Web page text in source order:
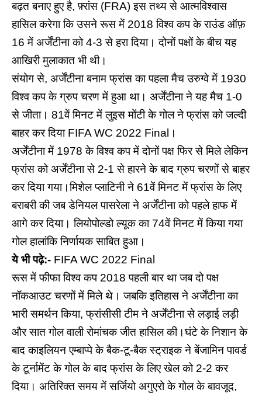
बढ़त बनाए हुए है, फ़्रांस (FRA) इस तथ्य से आत्मविश्वास
हासिल करेगा कि उसने रूस में 2018 विश्व कप के राउंड ऑफ़
16 में अर्जेंटीना को 4-3 से हरा दिया। दोनों पक्षों के बीच यह
आखिरी मुलाकात भी थी।
संयोग से, अर्जेंटीना बनाम फ्रांस का पहला मैच उरुग्वे में 1930
विश्व कप के ग्रुप चरण में हुआ था। अर्जेंटीना ने यह मैच 1-0
से जीता। 81वें मिनट में लुइस मोंटी के गोल ने फ्रांस को जल्दी
बाहर कर दिया FIFA WC 2022 Final।
अर्जेंटीना में 1978 के विश्व कप में दोनों पक्ष फिर से मिले लेकिन
फ्रांस को अर्जेंटीना से 2-1 से हारने के बाद ग्रुप चरणों से बाहर
कर दिया गया।मिशेल प्लाटिनी ने 61वें मिनट में फ्रांस के लिए
बराबरी की जब डेनियल पासरेला ने अर्जेंटीना को पहले हाफ में
आगे कर दिया। लियोपोल्डो ल्यूक का 74वें मिनट में किया गया
गोल हालांकि निर्णायक साबित हुआ।
ये भी पढ़े:- FIFA WC 2022 Final
रूस में फीफा विश्व कप 2018 पहली बार था जब दो पक्ष
नॉकआउट चरणों में मिले थे। जबकि इतिहास ने अर्जेंटीना का
भारी समर्थन किया, फ्रांसीसी टीम ने अर्जेंटीना से लड़ाई लड़ी
और सात गोल वाली रोमांचक जीत हासिल की।घंटे के निशान के
बाद काइलियन एम्बाप्पे के बैक-टू-बैक स्ट्राइक ने बेंजामिन पावर्ड
के टूर्नामेंट के गोल के बाद फ्रांस के लिए खेल को 2-2 कर
दिया। अतिरिक्त समय में सर्जियो अगुएरो के गोल के बावजूद,